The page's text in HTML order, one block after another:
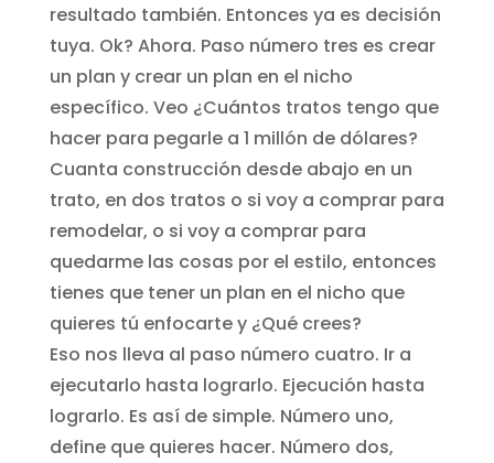
resultado también. Entonces ya es decisión
tuya. Ok? Ahora. Paso número tres es crear
un plan y crear un plan en el nicho
específico. Veo ¿Cuántos tratos tengo que
hacer para pegarle a 1 millón de dólares?
Cuanta construcción desde abajo en un
trato, en dos tratos o si voy a comprar para
remodelar, o si voy a comprar para
quedarme las cosas por el estilo, entonces
tienes que tener un plan en el nicho que
quieres tú enfocarte y ¿Qué crees?
Eso nos lleva al paso número cuatro. Ir a
ejecutarlo hasta lograrlo. Ejecución hasta
lograrlo. Es así de simple. Número uno,
define que quieres hacer. Número dos,